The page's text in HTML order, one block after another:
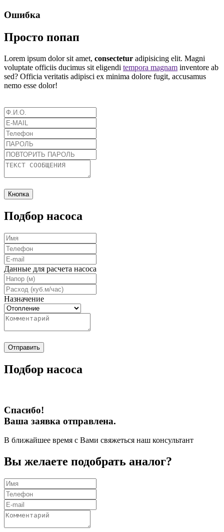
Ошибка
Просто попап
Lorem ipsum dolor sit amet, consectetur adipisicing elit. Magni
voluptate officiis ducimus sit eligendi tempora magnam inventore ab
sed? Officia veritatis adipisci ex minima dolore fugit, accusamus
nemo esse dolor!
Кнопка
Подбор насоса
Данные для расчета насоса
Назначение
Отправить
Подбор насоса
Спасибо!
Ваша заявка отправлена.
В ближайшее время с Вами свяжеться наш консультант
Вы желаете подобрать аналог?